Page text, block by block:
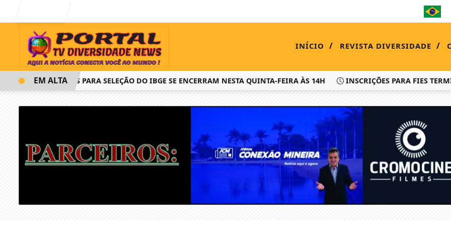
INÍCIO / REVISTA DIVERSIDADE /
INSCRIÇÕES PARA SELEÇÃO DO IBGE SE ENCERRAM NESTA QUINTA-FEIRA ÀS 14H INSCRIÇÕES PARA FIES
EM ALTA